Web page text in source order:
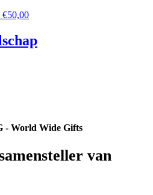
€50,00
- World Wide Gifts
van